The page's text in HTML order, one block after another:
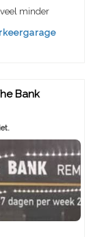
minder
Bank